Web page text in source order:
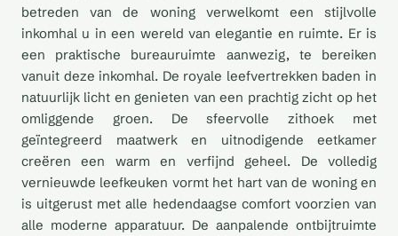
betreden van de woning verwelkomt een stijlvolle
inkomhal u in een wereld van elegantie en ruimte. Er is
een praktische bureauruimte aanwezig, te bereiken
vanuit deze inkomhal. De royale leefvertrekken baden in
natuurlijk licht en genieten van een prachtig zicht op het
omliggende groen. De sfeervolle zithoek met
geïntegreerd maatwerk en uitnodigende eetkamer
creëren een warm en verfijnd geheel. De volledig
vernieuwde leefkeuken vormt het hart van de woning en
is uitgerust met alle hedendaagse comfort voorzien van
alle moderne apparatuur. De aanpalende ontbijtruimte